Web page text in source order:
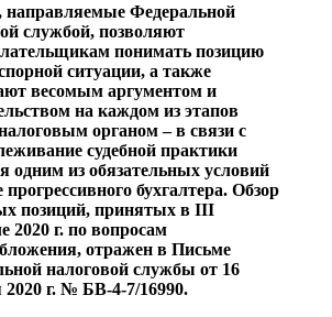
направляемые Федеральной
службой, позволяют
понимать позицию
ситуации, а также
весомым аргументом и
на каждом из этапов
органом – в связи с
судебной практики
одним из обязательных условий
прогрессивного бухгалтера. Обзор
позиций, принятых в III
2020 г. по вопросам
отражен в Письме
налоговой службы от 16
2020 г. № БВ-4-7/16990.